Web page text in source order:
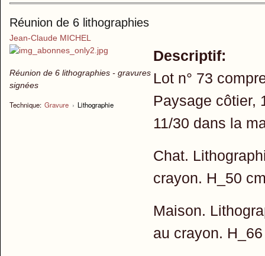
Réunion de 6 lithographies
Jean-Claude MICHEL
Réunion de 6 lithographies - gravures
signées
Technique: Gravure › Lithographie
Descriptif:
Lot n° 73
Paysage côtier,
11/30 dans la
Chat.
crayon. H_50
Maison.
au crayon.